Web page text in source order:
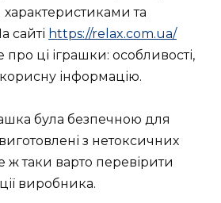
та
сайті https://relax.com.ua/
про ці іграшки: особливості,
інформацію.
була безпечною для
з нетоксичних
ж таки варто перевірити
виробника.